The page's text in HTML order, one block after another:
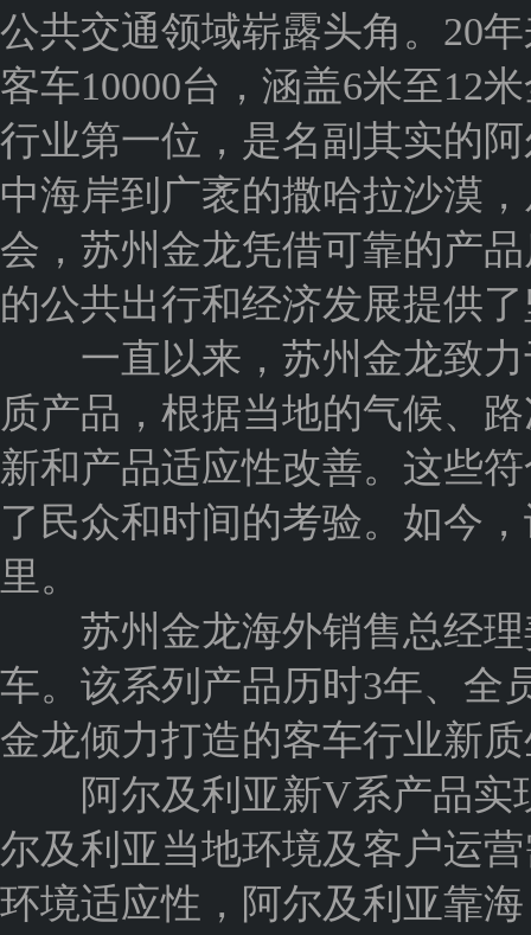
公共交通领域崭露头角。20
客车10000台，涵盖6米至12
行业第一位，是名副其实的
中海岸到广袤的撒哈拉沙漠
会，苏州金龙凭借可靠的产
的公共出行和经济发展提供
一直以来，苏州金龙致力
质产品，根据当地的气候、
新和产品适应性改善。这些
了民众和时间的考验。如今
里。
苏州金龙海外销售总经理
车。该系列产品历时3年、全
金龙倾力打造的客车行业新
阿尔及利亚新V系产品实
尔及利亚当地环境及客户运
环境适应性，阿尔及利亚靠